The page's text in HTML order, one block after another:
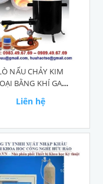
NẤU CHẢY KIM
BẰNG KHÍ GAS
Liên hệ